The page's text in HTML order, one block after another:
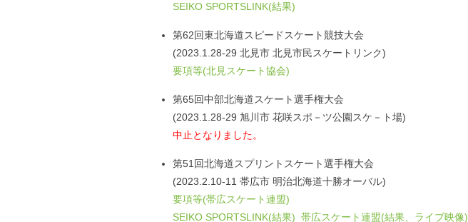
SEIKO SPORTSLINK(結果)
第62回東北海道スピードスケート競技大会
(2023.1.28-29 北見市 北見市民スケートリンク)
要項等(北見スケート協会)
第65回中部北海道スケート選手権大会
(2023.1.28-29 旭川市 花咲スポ－ツ公園スケ－ト場)
中止となりました。
第51回北海道スプリントスケート選手権大会
(2023.2.10-11 帯広市 明治北海道十勝オーバル)
要項等(帯広スケート連盟)
SEIKO SPORTSLINK(結果) 帯広スケート連盟(結果、ライブ映像)